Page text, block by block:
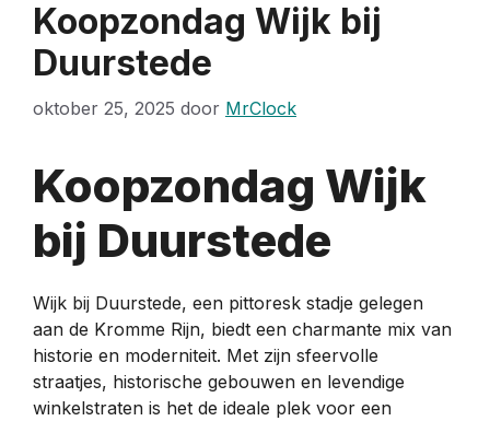
Koopzondag Wijk bij
Duurstede
oktober 25, 2025 door MrClock
Koopzondag Wijk
bij Duurstede
Wijk bij Duurstede, een pittoresk stadje gelegen
aan de Kromme Rijn, biedt een charmante mix van
historie en moderniteit. Met zijn sfeervolle
straatjes, historische gebouwen en levendige
winkelstraten is het de ideale plek voor een